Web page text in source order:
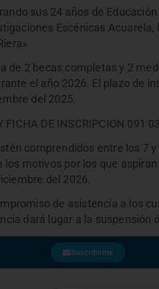
sus 24 años de
Escénicas
de 2 becas completas y 2
el año 2026. El plazo de
del 2025.
DE INSCRIPCION 091
comprendidos entre los 7
motivos por los que aspiran
del 2026.
de asistencia a los
dará lugar a la suspensión
Suscribirme